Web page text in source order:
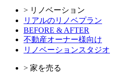
> リノベーション
リアルのリノベプラン
BEFORE & AFTER
不動産オーナー様向け
リノベーションスタジオ
> 家を売る